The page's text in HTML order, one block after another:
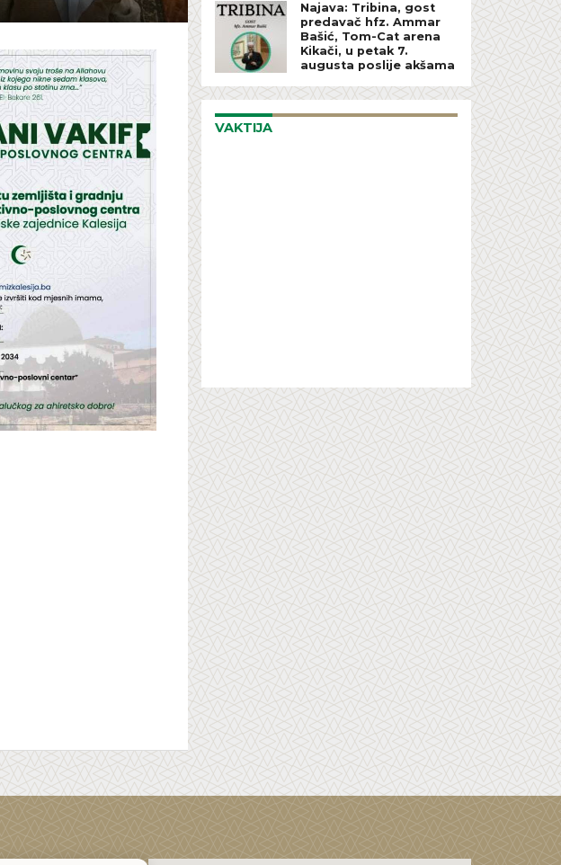
Najava: Tribina, gost
predavač hfz. Ammar
Bašić, Tom-Cat arena
Kikači, u petak 7.
augusta poslije akšama
VAKTIJA